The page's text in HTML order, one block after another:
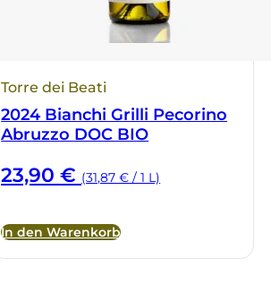
Torre dei Beati
2024 Bianchi Grilli Pecorino
Abruzzo DOC BIO
23,90€ (31,87 € / 1 L)
In den Warenkorb